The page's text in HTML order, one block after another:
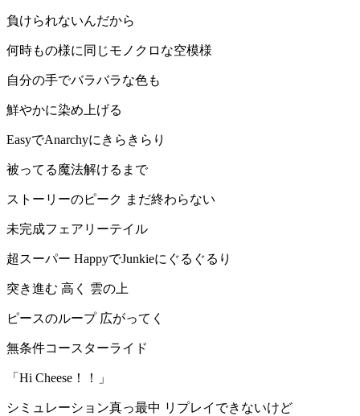
負けられないんだから
何時もの様に同じモノクロな空模様
自分の手でバラバラな色も
鮮やかに染め上げる
EasyでAnarchyにきらきらり
被ってる魔法解けるまで
ストーリーのピーク まだ終わらない
未完成フェアリーテイル
超スーパー HappyでJunkieにぐるぐるり
突き進む 高く 雲の上
ピースのループ 広がってく
無条件コースターライド
「Hi Cheese！！」
シミュレーション真っ最中 リプレイできないけど